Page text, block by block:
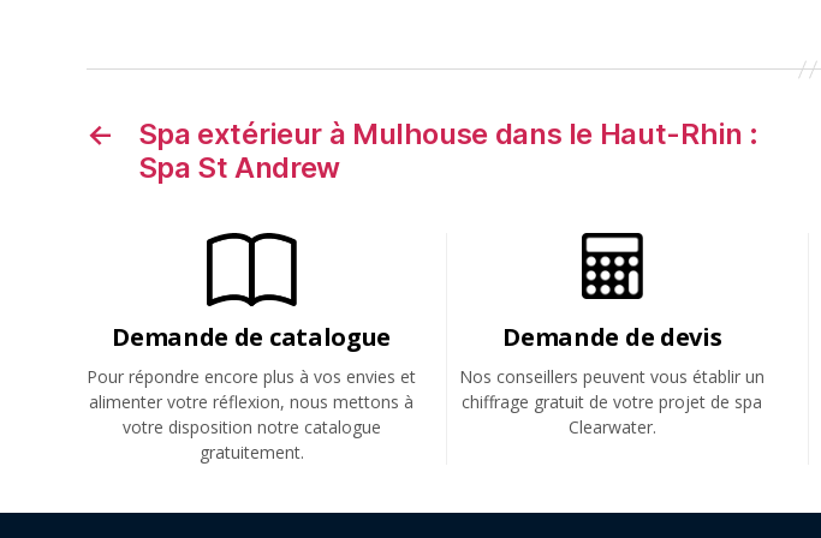
←
Spa extérieur à Mulhouse dans le Haut-Rhin :
Spa St Andrew
Demande de catalogue
Pour répondre encore plus à vos envies et
alimenter votre réflexion, nous mettons à
votre disposition notre catalogue
gratuitement.
Demande de devis
Nos conseillers peuvent vous établir un
chiffrage gratuit de votre projet de spa
Clearwater.